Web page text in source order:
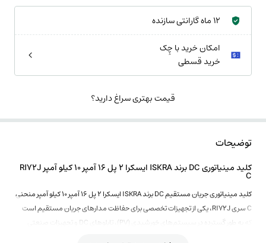
12 ماه گارانتی سازنده
امکان خرید با چِک
خرید قسطی
قیمت بهتری سراغ دارید؟
توضیحات
کلید مینیاتوری DC برند ISKRA ایسکرا 2 پل 16 آمپر 10 کیلو آمپر RI72J
C
کلید مینیاتوری جریان مستقیم DC برند ISKRA ایسکرا 2 پل 16 آمپر 10 کیلو آمپر منحنی
C سری RI72J، یکی از تجهیزات تخصصی برای حفاظت مدارهای جریان مستقیم است
که به‌ طور گسترده در سیستم‌های خورشیدی (PV)، تابلوهای DC و تجهیزات صنعتی